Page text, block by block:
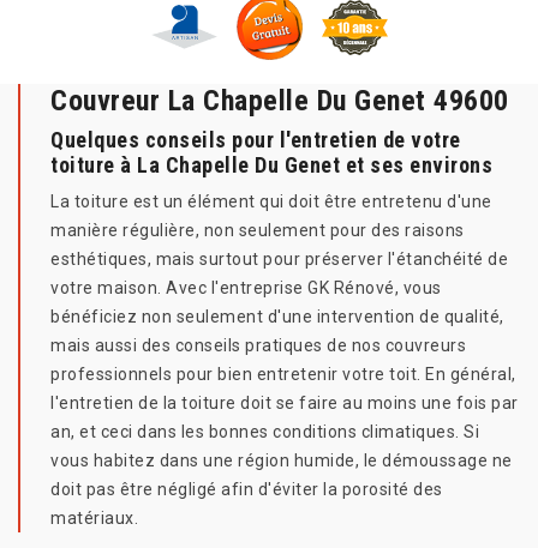
Couvreur La Chapelle Du Genet 49600
Quelques conseils pour l'entretien de votre
toiture à La Chapelle Du Genet et ses environs
La toiture est un élément qui doit être entretenu d'une
manière régulière, non seulement pour des raisons
esthétiques, mais surtout pour préserver l'étanchéité de
votre maison. Avec l'entreprise GK Rénové, vous
bénéficiez non seulement d'une intervention de qualité,
mais aussi des conseils pratiques de nos couvreurs
professionnels pour bien entretenir votre toit. En général,
l'entretien de la toiture doit se faire au moins une fois par
an, et ceci dans les bonnes conditions climatiques. Si
vous habitez dans une région humide, le démoussage ne
doit pas être négligé afin d'éviter la porosité des
matériaux.